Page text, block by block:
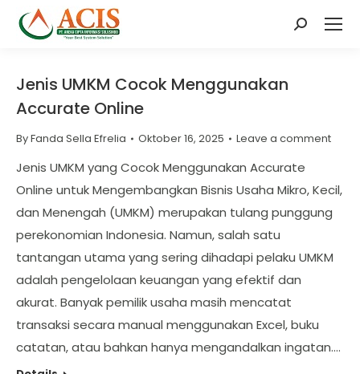
Search:
Jenis UMKM Cocok Menggunakan
Accurate Online
ByFanda Sella Efrelia Oktober 16, 2025 Leave a comment
Jenis UMKM yang Cocok Menggunakan Accurate
Online untuk Mengembangkan Bisnis Usaha Mikro, Kecil,
dan Menengah (UMKM) merupakan tulang punggung
perekonomian Indonesia. Namun, salah satu
tantangan utama yang sering dihadapi pelaku UMKM
adalah pengelolaan keuangan yang efektif dan
akurat. Banyak pemilik usaha masih mencatat
transaksi secara manual menggunakan Excel, buku
catatan, atau bahkan hanya mengandalkan ingatan.…